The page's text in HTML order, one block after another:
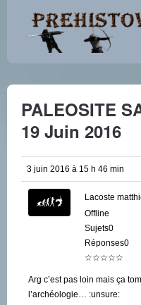
PALEOSITE
19 Juin 2016
3 juin 2016 à 15 h 46 min
Lacoste
Offline
Sujets0
Réponses0
☆☆☆☆☆
Arg c’est pas loin mais ça
l’archéologie… :unsure: